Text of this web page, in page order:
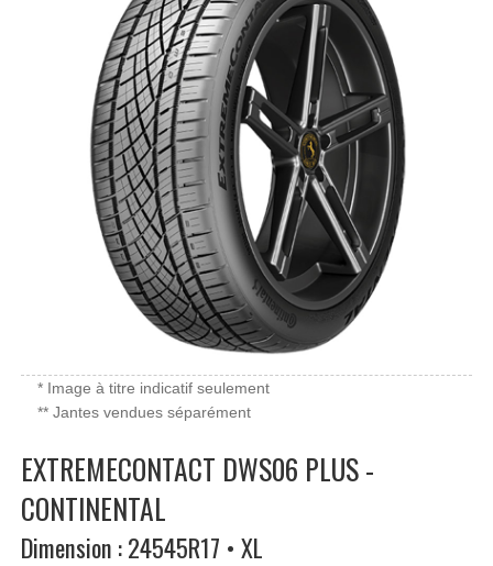
* Image à titre indicatif seulement
** Jantes vendues séparément
EXTREMECONTACT DWS06 PLUS -
CONTINENTAL
Dimension : 24545R17 • XL